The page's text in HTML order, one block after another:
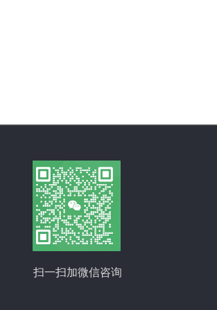
扫一扫加微信咨询